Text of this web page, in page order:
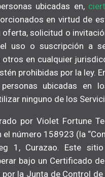
ubicadas en,
en virtud de
oferta, solicitud o
uso o suscripción a
otros en cualquier
prohibidas por la ley.
ubicadas en
ninguno de los
por Violet Fortune
el número 158923 (la
1, Curazao. Este
bajo un Certificado
la Junta de Control